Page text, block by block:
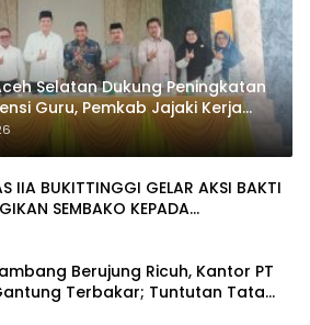
Selatan Dukung Peningkatan
Guru, Pemkab Jajaki Kerja
Pascasarjana USK
IIA BUKITTINGGI GELAR AKSI BAKTI
SEMBAKO KEPADA
SEKITAR
Berujung Ricuh, Kantor PT
Terbakar; Tuntutan Tata
Jadi Sorotan